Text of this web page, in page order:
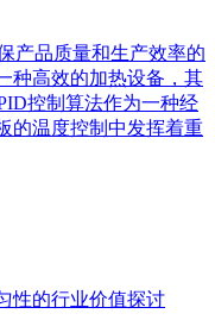
产品质量和生产效率的
种高效的加热设备，其
控制算法作为一种经
的温度控制中发挥着重
性的行业价值探讨